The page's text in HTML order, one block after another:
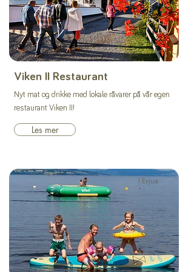
Viken II Restaurant
Nyt mat og drikke med lokale råvarer på vår egen
restaurant Viken II!
Les mer
I Evjua